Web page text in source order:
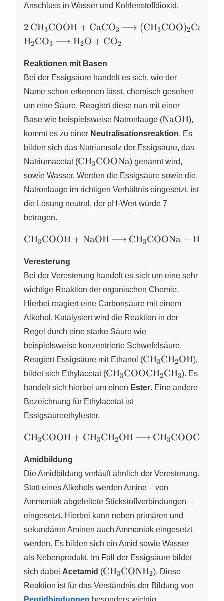
Anschluss in Wasser und Kohlenstoffdioxid.
\ce{ 2
CH3COOH +
CaCO3 ->
(CH3COO)2Ca
+ H2CO3}
2 CHX
3COOH + CaCOX
3 (CHX
3COO)X
2Ca
\ce{H2CO3
CO2}
HX
2COX
3 HX
2O + COX
2
Reaktionen mit Basen
Bei der Essigsäure handelt es sich, wie der
Name schon erkennen lässt, chemisch gesehen
um eine Säure. Reagiert diese nun mit einer
Base wie beispielsweise Natronlauge (\ce{NaOH}
NaOH),
kommt es zu einer Neutralisationsreaktion. Es
bilden sich das Natriumsalz der Essigsäure, das
Natriumacetat (\ce{CH3COONa}
CHX
3COONa) genannt wird,
sowie Wasser. Werden die Essigsäure sowie die
Natronlauge im richtigen Verhältnis eingesetzt, ist
die Lösung neutral, der pH-Wert würde 7
betragen.
\ce{CH3COOH
CH3COONa +
H2O}
CHX
3COOH + NaOH CHX
3COONa + HX
2
Veresterung
Bei der Veresterung handelt es sich um eine sehr
wichtige Reaktion der organischen Chemie.
Hierbei reagiert eine Carbonsäure mit einem
Alkohol. Katalysiert wird die Reaktion in der
Regel durch eine starke Säure wie
beispielsweise konzentrierte Schwefelsäure.
Reagiert Essigsäure mit Ethanol (\ce{CH3CH2OH}
CHX
3CHX
2OH),
bildet sich Ethylacetat (\ce{CH3COOCH2CH3}
CHX
3COOCHX
2CHX
3). Es
handelt sich hierbei um einen Ester. Eine andere
Bezeichnung für Ethylacetat ist
Essigsäureethylester.
\ce{CH3COOH +
CH3COOCH2CH3
+ H2O}
CHX
3COOH + CHX
3CHX
2OH CHX
3COOCH
Amidbildung
Die Amidbildung verläuft ähnlich der Veresterung.
Statt eines Alkohols werden Amine – von
Ammoniak abgeleitete Stickstoffverbindungen –
eingesetzt. Hierbei kann neben primären und
sekundären Aminen auch Ammoniak eingesetzt
werden. Es bilden sich ein Amid sowie Wasser
als Nebenprodukt. Im Fall der Essigsäure bildet
sich dabei Acetamid (\ce{CH3CONH2}
CHX
3CONHX
2). Diese
Reaktion ist für das Verständnis der Bildung von